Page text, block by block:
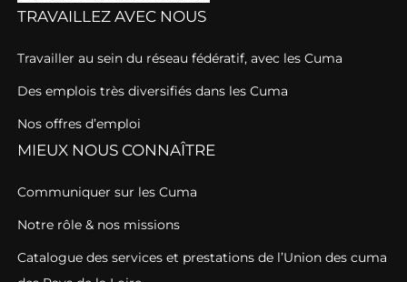
TRAVAILLEZ AVEC NOUS
Travailler au sein du réseau fédératif, avec les Cuma
Des emplois très diversifiés dans les Cuma
Nos offres d’emploi
MIEUX NOUS CONNAÎTRE
Communiquer sur les Cuma
Notre rôle & nos missions
Catalogue des services et prestations de l’Union des cuma